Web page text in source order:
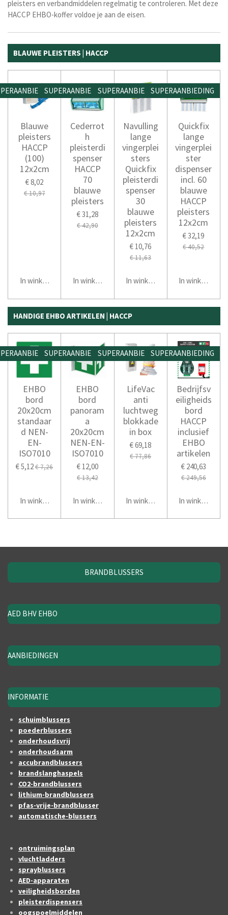
pleisters en verbandmiddelen regelmatig te controleren. Met deze
HACCP EHBO-koffer voldoe je aan de eisen.
BLAUWE PLEISTERS | HACCP
Blauwe
pleisters
HACCP
(100)
12x2cm
€ 8,02
€ 10,97
In winkelwagen
SUPERAANBIEDING
Cederrot
h
pleisterdi
spenser
HACCP
70
blauwe
pleisters
€ 31,28
€ 42,90
In winkelwagen
SUPERAANBIEDING
Navulling
lange
vingerplei
sters
Quickfix
pleisterdi
spenser
30
blauwe
pleisters
12x2cm
€ 10,76
€ 11,63
In winkelwagen
SUPERAANBIEDING
Quickfix
lange
vingerplei
ster
dispenser
incl. 60
blauwe
HACCP
pleisters
12x2cm
€ 32,19
€ 40,52
In winkelwagen
HANDIGE EHBO ARTIKELEN | HACCP
EHBO
bord
20x20cm
standaar
d NEN-
EN-
ISO7010
€ 5,12€ 7,26
In winkelwagen
SUPERAANBIEDING
EHBO
bord
panoram
a
20x20cm
NEN-EN-
ISO7010
€ 12,00
€ 13,42
In winkelwagen
SUPERAANBIEDING
LifeVac
anti
luchtweg
blokkade
in box
€ 69,18
€ 77,86
In winkelwagen
SUPERAANBIEDING
Bedrijfsv
eiligheids
bord
HACCP
inclusief
EHBO
artikelen
€ 240,63
€ 249,56
In winkelwagen
BRANDBLUSSERS
AED BHV EHBO
AANBIEDINGEN
INFORMATIE
schuimblussers
poederblussers
onderhoudsvrij
onderhoudsarm
accubrandblussers
brandslanghaspels
CO2-brandblussers
lithium-brandblussers
pfas-vrije-brandblusser
automatische-blussers
ontruimingsplan
vluchtladders
sprayblussers
AED-apparaten
veiligheidsborden
pleisterdispensers
oogspoelmiddelen